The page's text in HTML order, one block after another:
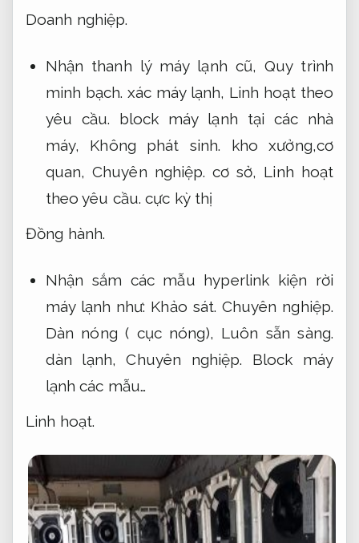
Doanh nghiệp.
Nhận thanh lý máy lạnh cũ,Quy trình
minh bạch. xác máy lạnh, Linh hoạt theo
yêu cầu. block máy lạnh tại các nhà
máy, Không phát sinh. kho xưởng,cơ
quan,Chuyên nghiệp. cơ sở, Linh hoạt
theo yêu cầu. cực kỳ thị
Đồng hành.
Nhận sắm các mẫu hyperlink kiện rời
máy lạnh như: Khảo sát. Chuyên nghiệp.
Dàn nóng ( cục nóng), Luôn sẵn sàng.
dàn lạnh,Chuyên nghiệp. Block máy
lạnh các mẫu…
Linh hoạt.